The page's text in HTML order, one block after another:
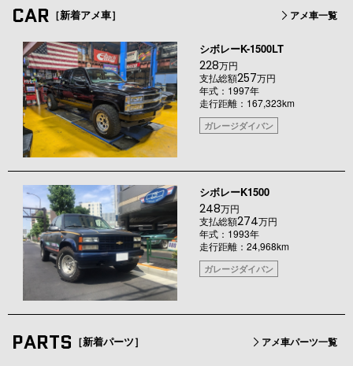
CAR ［新着アメ車］ アメ車一覧
シボレーK-1500LT
228万円
支払総額257万円
年式：1997年
走行距離：167,323km
ガレージダイバン
シボレーK1500
248万円
支払総額274万円
年式：1993年
走行距離：24,968km
ガレージダイバン
PARTS ［新着パーツ］ アメ車パーツ一覧